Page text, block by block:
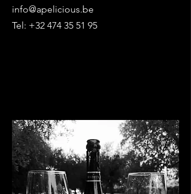
info@apelicious.be
Tel: +32 474 35 51 95